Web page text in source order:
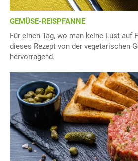
GEMÜSE-REISPFANNE
Für einen Tag, wo man keine Lust auf
dieses Rezept von der vegetarischen
hervorragend.